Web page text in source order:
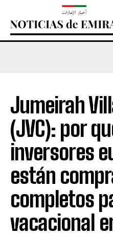
Jumeirah
(JVC): por
inversores
están
completos
vacacional